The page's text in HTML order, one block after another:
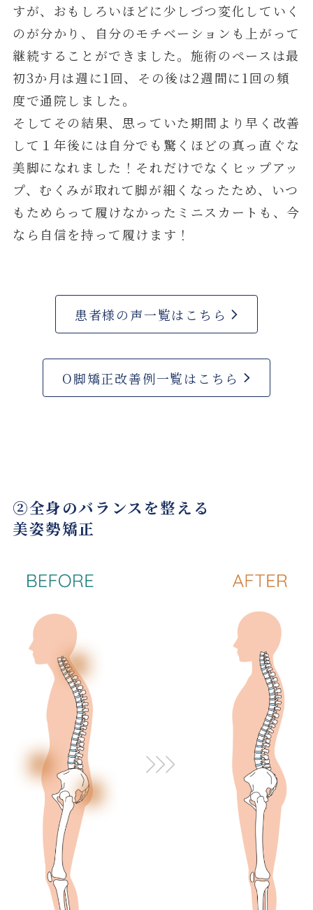
すが、おもしろいほどに少しづつ変化していく
のが分かり、自分のモチベーションも上がって
継続することができました。施術のペースは最
初3か月は週に1回、その後は2週間に1回の頻
度で通院しました。
そしてその結果、思っていた期間より早く改善
して１年後には自分でも驚くほどの真っ直ぐな
美脚になれました！それだけでなくヒップアッ
プ、むくみが取れて脚が細くなったため、いつ
もためらって履けなかったミニスカートも、今
なら自信を持って履けます！
患者様の声一覧はこちら
O脚矯正改善例一覧はこちら
②全身のバランスを整える
美姿勢矯正